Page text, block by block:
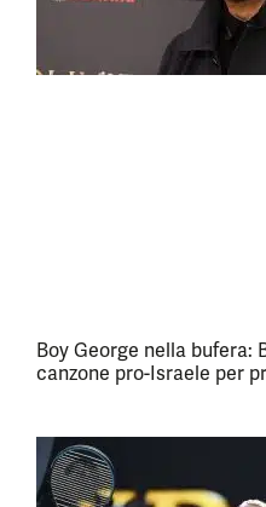
Boy George nella bufera:
canzone pro-Israele per